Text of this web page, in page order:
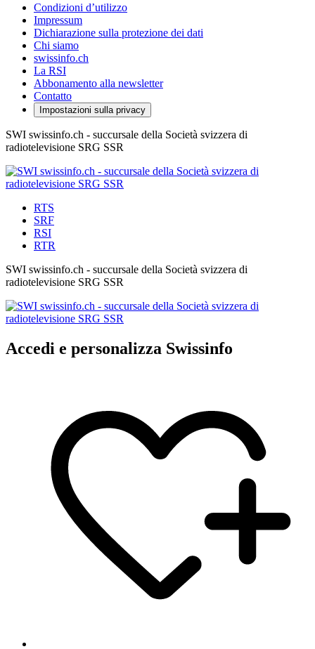
Condizioni d’utilizzo
Impressum
Dichiarazione sulla protezione dei dati
Chi siamo
swissinfo.ch
La RSI
Abbonamento alla newsletter
Contatto
Impostazioni sulla privacy
SWI swissinfo.ch - succursale della Società svizzera di
radiotelevisione SRG SSR
RTS
SRF
RSI
RTR
SWI swissinfo.ch - succursale della Società svizzera di
radiotelevisione SRG SSR
Accedi e personalizza Swissinfo